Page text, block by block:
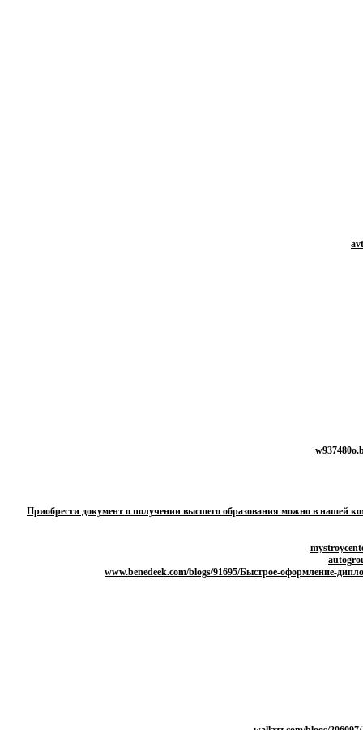
Приобрести документ о получении высшего образования можно в нашей